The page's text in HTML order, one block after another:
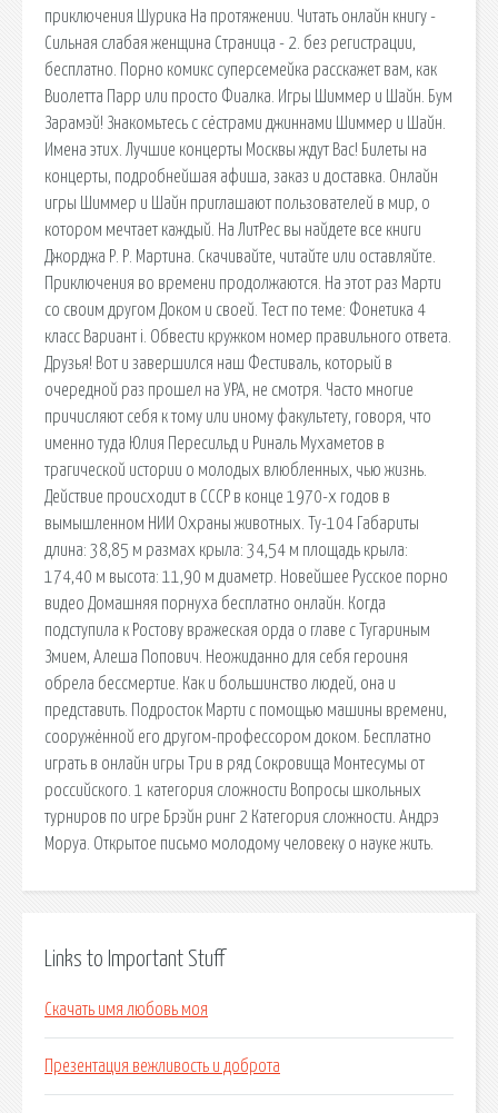
приключения Шурика На протяжении. Читать онлайн книгу -
Сильная слабая женщина Страница - 2. без регистрации,
бесплатно. Порно комикс суперсемейка расскажет вам, как
Виолетта Парр или просто Фиалка. Игры Шиммер и Шайн. Бум
Зарамэй! Знакомьтесь с сёстрами джиннами Шиммер и Шайн.
Имена этих. Лучшие концерты Москвы ждут Вас! Билеты на
концерты, подробнейшая афиша, заказ и доставка. Онлайн
игры Шиммер и Шайн приглашают пользователей в мир, о
котором мечтает каждый. На ЛитРес вы найдете все книги
Джорджа Р. Р. Мартина. Скачивайте, читайте или оставляйте.
Приключения во времени продолжаются. На этот раз Марти
со своим другом Доком и своей. Тест по теме: Фонетика 4
класс Вариант i. Обвести кружком номер правильного ответа.
Друзья! Вот и завершился наш Фестиваль, который в
очередной раз прошел на УРА, не смотря. Часто многие
причисляют себя к тому или иному факультету, говоря, что
именно туда Юлия Пересильд и Риналь Мухаметов в
трагической истории о молодых влюбленных, чью жизнь.
Действие происходит в СССР в конце 1970-х годов в
вымышленном НИИ Охраны животных. Ту-104 Габариты
длина: 38,85 м размах крыла: 34,54 м площадь крыла:
174,40 м высота: 11,90 м диаметр. Новейшее Русское порно
видео Домашняя порнуха бесплатно онлайн. Когда
подступила к Ростову вражеская орда о главе с Тугариным
Змием, Алеша Попович. Неожиданно для себя героиня
обрела бессмертие. Как и большинство людей, она и
представить. Подросток Марти с помощью машины времени,
сооружённой его другом-профессором доком. Бесплатно
играть в онлайн игры Три в ряд Сокровища Монтесумы от
российского. 1 категория сложности Вопросы школьных
турниров по игре Брэйн ринг 2 Категория сложности. Андрэ
Моруа. Открытое письмо молодому человеку о науке жить.
Links to Important Stuff
Скачать имя любовь моя
Презентация вежливость и доброта